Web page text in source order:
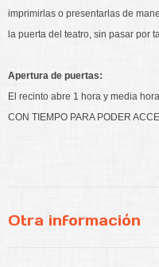
imprimirlas o presentarlas de
la puerta del teatro, sin pasar por
Apertura de puertas:
El recinto abre 1 hora y media
CON TIEMPO PARA PODER
Otra información